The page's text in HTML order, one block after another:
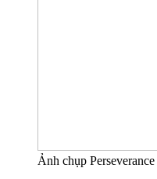
Ảnh chụp